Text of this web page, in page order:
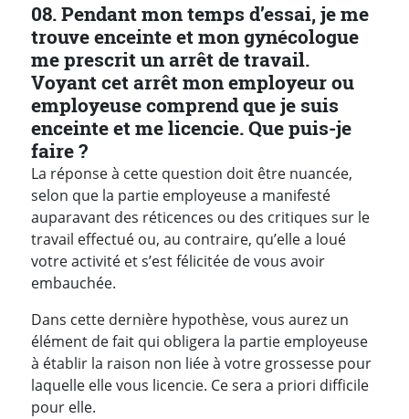
08. Pendant mon temps d’essai, je me
trouve enceinte et mon gynécologue
me prescrit un arrêt de travail.
Voyant cet arrêt mon employeur ou
employeuse comprend que je suis
enceinte et me licencie. Que puis-je
faire ?
La réponse à cette question doit être nuancée,
selon que la partie employeuse a manifesté
auparavant des réticences ou des critiques sur le
travail effectué ou, au contraire, qu’elle a loué
votre activité et s’est félicitée de vous avoir
embauchée.
Dans cette dernière hypothèse, vous aurez un
élément de fait qui obligera la partie employeuse
à établir la raison non liée à votre grossesse pour
laquelle elle vous licencie. Ce sera a priori difficile
pour elle.